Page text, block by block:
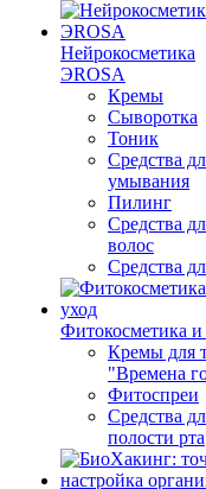
Нейрокосметика
ЭROSA
Кремы
Сыворотка
Тоник
Средства
умывания
Пилинг
Средства
волос
Средства
Фитокосметика и
Кремы для
"Времена
Фитоспреи
Средства
полости рта